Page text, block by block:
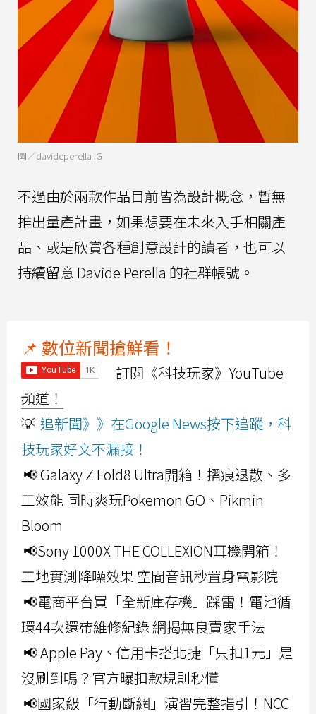
圖／davideperella IG
不過由於兩款作品目前皆為設計概念，暫無
推出量產計畫，如果想要在未來入手相關產
品、或是欣賞各種創意設計的讀者，也可以
持續留意 Davide Perella 的社群帳號。
📌 數位新聞搶鮮看！
訂閱《科技玩家》YouTube
頻道！
💡 追新聞》》在Google News按下追蹤，科
技玩家好文不漏接！
📢 Galaxy Z Fold8 Ultra開箱！摺痕退散、多
工效能 同時爽玩Pokemon GO、Pikmin
Bloom
📢Sony 1000X THE COLLEXION耳機開箱！
工地實測降噪效果 空間音訊秒置身電影院
📢電商平台買「全新庫存機」踩雷！電池循
環44次還帶維修紀錄 網揭無良賣家手法
📢 Apple Pay、信用卡搭北捷「只扣1元」是
沒刷到嗎？官方曝扣款規則秒懂
📢國家級「行動斷網」演習完整指引！NCC